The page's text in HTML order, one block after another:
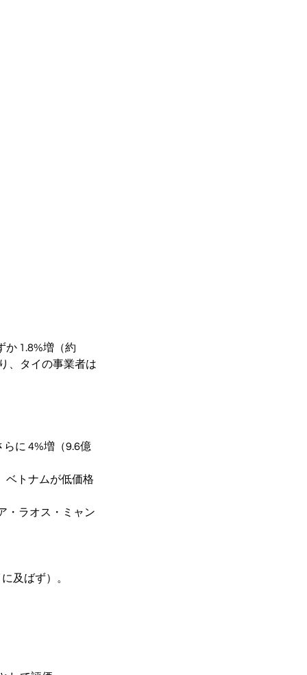
か 1.8%増（約
、タイの事業者は
に 4%増（9.6億
ベトナムが低価格
・ラオス・ミャン
及ばず）。